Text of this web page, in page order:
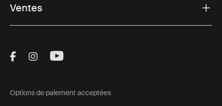
Ventes
Visit Thule on Facebook (external link)
Visit Thule on Instagram (external link)
Visit Thule on Youtube (external
Options de paiement acceptées